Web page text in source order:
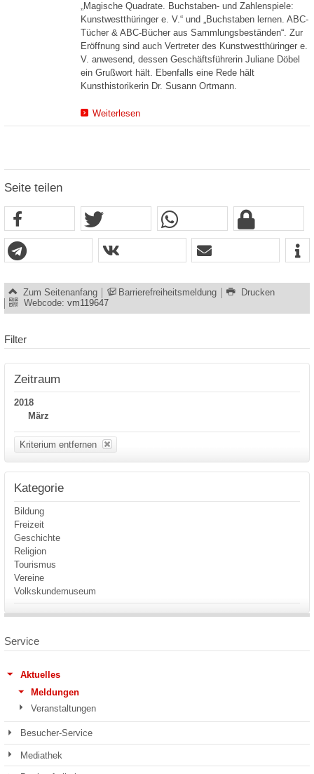
„Magische Quadrate. Buchstaben- und Zahlenspiele:
Kunstwestthüringer e. V.“ und „Buchstaben lernen. ABC-
Tücher & ABC-Bücher aus Sammlungsbeständen“. Zur
Eröffnung sind auch Vertreter des Kunstwestthüringer e.
V. anwesend, dessen Geschäftsführerin Juliane Döbel
ein Grußwort hält. Ebenfalls eine Rede hält
Kunsthistorikerin Dr. Susann Ortmann.
Weiterlesen
Seite teilen
Zum Seitenanfang Barrierefreiheitsmeldung
Drucken
Webcode: vm119647
Filter
Zeitraum
2018
März
Kriterium entfernen
Kategorie
Bildung
Freizeit
Geschichte
Religion
Tourismus
Vereine
Volkskundemuseum
Service
Aktuelles
Meldungen
Veranstaltungen
Besucher-Service
Mediathek